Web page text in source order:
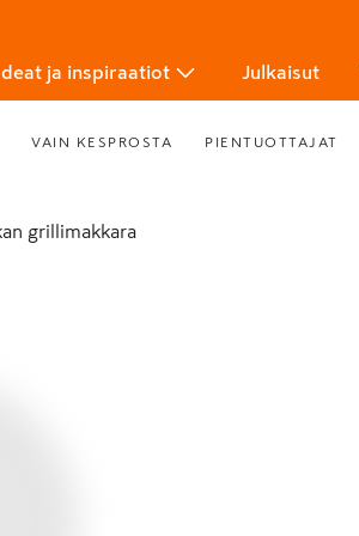
ja inspiraatiot Julkaisut
VAIN KESPROSTA PIENTUOTTAJAT
grillimakkara